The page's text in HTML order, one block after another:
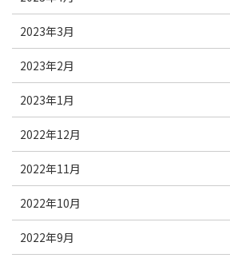
2023年3月
2023年2月
2023年1月
2022年12月
2022年11月
2022年10月
2022年9月